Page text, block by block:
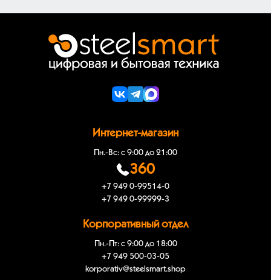
Интернет-магазин
Пн.-Вс: с 9:00 до 21:00
360
+7 949 0-99514-0
+7 949 0-99999-3
Корпоративный отдел
Пн.-Пт: с 9:00 до 18:00
+7 949 500-03-05
korporativ@steelsmart.shop